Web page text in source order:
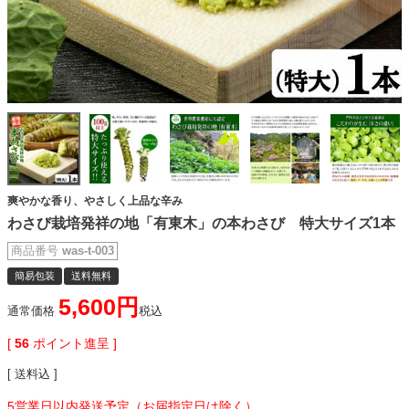
爽やかな香り、やさしく上品な辛み
わさび栽培発祥の地「有東木」の本わさび 特大サイズ1本
商品番号 was-t-003
簡易包装 送料無料
通常価格 5,600 税込
[ 56 ポイント進呈 ]
送料込
5営業日以内発送予定（お届指定日は除く）